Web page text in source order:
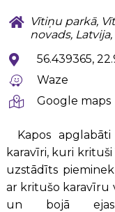
Vītiņu parkā,
novads,
56.439365,
Waze
Google maps
Kapos
karavīri, kuri krituši
uzstādīts
ar kritušo karavīru
un bojā ejas